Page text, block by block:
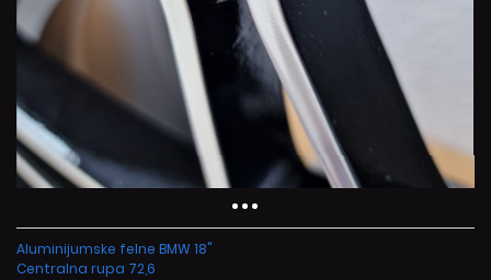
Aluminijumske felne BMW 18"
Centralna rupa 72,6